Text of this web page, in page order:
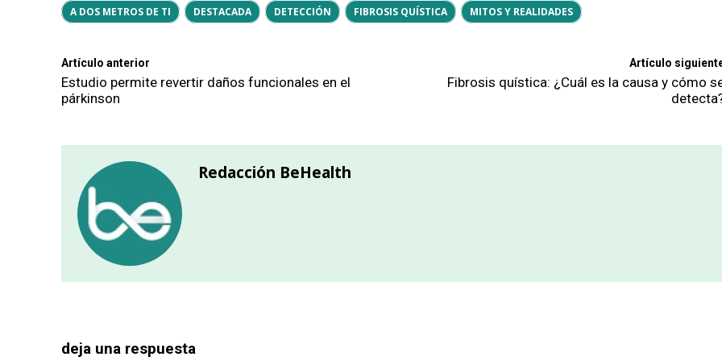
A DOS METROS DE TI DESTACADA DETECCIÓN FIBROSIS QUÍSTICA MITOS Y REALIDADES
Artículo anterior
Estudio permite revertir daños funcionales en el
párkinson
Artículo
Fibrosis quística: ¿Cuál es la causa y cómo
Redacción BeHealth
deja una respuesta